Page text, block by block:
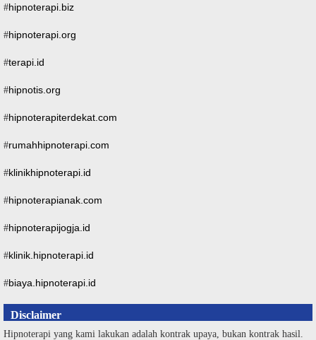
#hipnoterapi.biz
#hipnoterapi.org
#terapi.id
#hipnotis.org
#hipnoterapiterdekat.com
#rumahhipnoterapi.com
#klinikhipnoterapi.id
#hipnoterapianak.com
#hipnoterapijogja.id
#klinik.hipnoterapi.id
#biaya.hipnoterapi.id
Disclaimer
Hipnoterapi yang kami lakukan adalah kontrak upaya, bukan kontrak hasil.